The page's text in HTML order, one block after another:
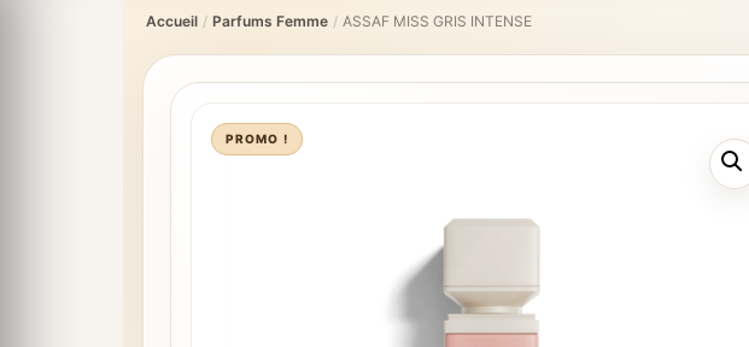
Accueil / Parfums Femme / ASSAF MISS GRIS INTENSE
PROMO !